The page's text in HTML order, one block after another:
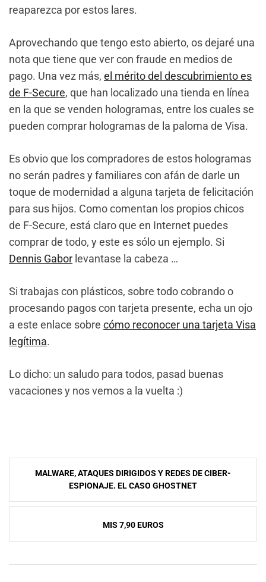
reaparezca por estos lares.
Aprovechando que tengo esto abierto, os dejaré una
nota que tiene que ver con fraude en medios de
pago. Una vez más, el mérito del descubrimiento es
de F-Secure, que han localizado una tienda en línea
en la que se venden hologramas, entre los cuales se
pueden comprar hologramas de la paloma de Visa.
Es obvio que los compradores de estos hologramas
no serán padres y familiares con afán de darle un
toque de modernidad a alguna tarjeta de felicitación
para sus hijos. Como comentan los propios chicos
de F-Secure, está claro que en Internet puedes
comprar de todo, y este es sólo un ejemplo. Si
Dennis Gabor levantase la cabeza …
Si trabajas con plásticos, sobre todo cobrando o
procesando pagos con tarjeta presente, echa un ojo
a este enlace sobre cómo reconocer una tarjeta Visa
legítima.
Lo dicho: un saludo para todos, pasad buenas
vacaciones y nos vemos a la vuelta :)
NavegaciÃ³n
entradas
MALWARE, ATAQUES DIRIGIDOS Y REDES DE CIBER-
ESPIONAJE. EL CASO GHOSTNET
MIS 7,90 EUROS